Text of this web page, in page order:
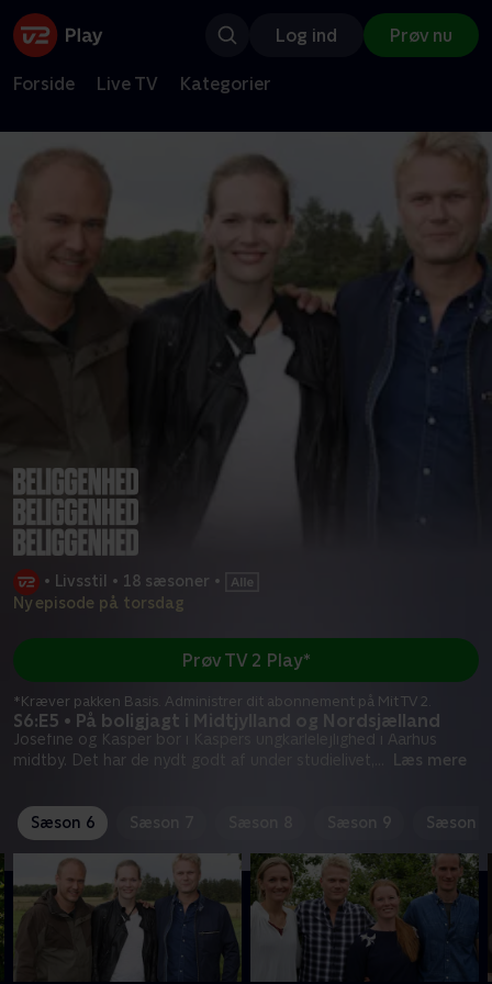
Log ind Prøv nu
Forside Live TV Kategorier
• Livsstil • 18 sæsoner •
Ny episode på torsdag
S6:E5 • På boligjagt i Midtjylland og Nordsjælland
Josefine og Kasper bor i Kaspers ungkarlelejlighed i Aarhus
midtby. Det har de nydt godt af under studielivet,
Læs mere
Prøv TV 2 Play*
*Kræver pakken Basis. Administrer dit abonnement på Mit TV 2.
Sæson 6 Sæson 7 Sæson 9 Sæson